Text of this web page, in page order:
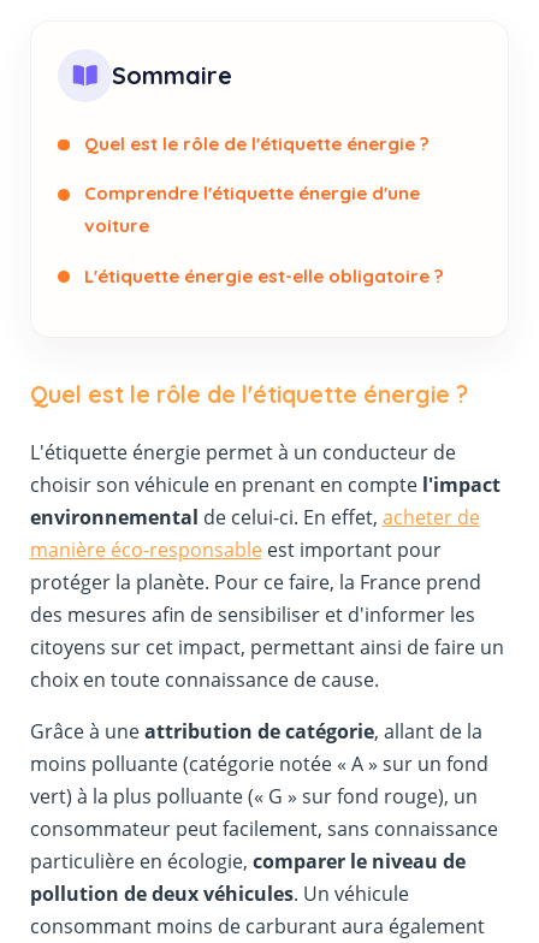
Sommaire
Quel est le rôle de l'étiquette énergie ?
Comprendre l'étiquette énergie d'une
voiture
L'étiquette énergie est-elle obligatoire ?
Quel est le rôle de l'étiquette énergie ?
L'étiquette énergie permet à un conducteur de
choisir son véhicule en prenant en compte l'impact
environnemental de celui-ci. En effet, acheter de
manière éco-responsableest important pour
protéger la planète. Pour ce faire, la France prend
des mesures afin de sensibiliser et d'informer les
citoyens sur cet impact, permettant ainsi de faire un
choix en toute connaissance de cause.
Grâce à uneattribution de catégorie, allant de la
moins polluante (catégorie notée « A » sur un fond
vert) à la plus polluante (« G » sur fond rouge), un
consommateur peut facilement, sans connaissance
particulière en écologie, comparer le niveau de
pollution de deux véhicules. Un véhicule
consommant moins de carburant aura également